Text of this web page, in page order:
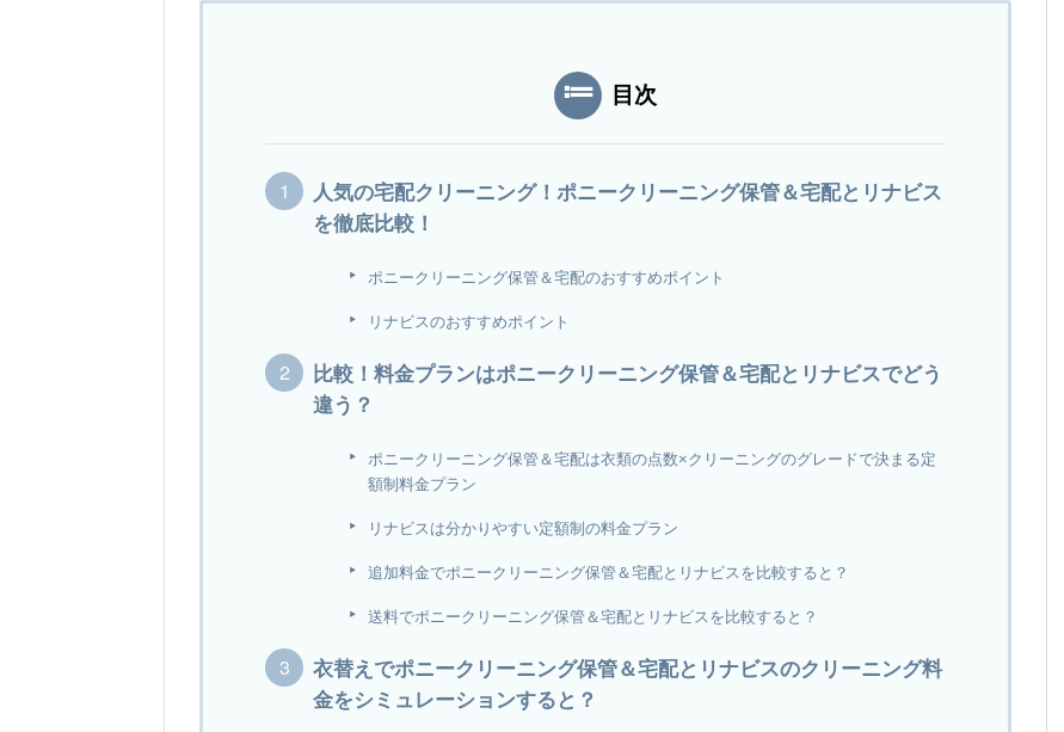
目次
人気の宅配クリーニング！ポニークリーニング保管＆宅配とリナビス
を徹底比較！
ポニークリーニング保管＆宅配のおすすめポイント
リナビスのおすすめポイント
比較！料金プランはポニークリーニング保管＆宅配とリナビスでどう
違う？
ポニークリーニング保管＆宅配は衣類の点数×クリーニングのグレードで決まる定
額制料金プラン
リナビスは分かりやすい定額制の料金プラン
追加料金でポニークリーニング保管＆宅配とリナビスを比較すると？
送料でポニークリーニング保管＆宅配とリナビスを比較すると？
衣替えでポニークリーニング保管＆宅配とリナビスのクリーニング料
金をシミュレーションすると？